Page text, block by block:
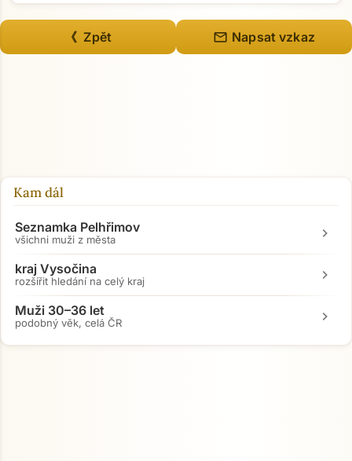
《 Zpět mail Napsat vzkaz
Kam dál
Seznamka Pelhřimov
všichni muži z města chevron_right
kraj Vysočina
rozšířit hledání na celý kraj chevron_right
Muži 30–36 let
podobný věk, celá ČR chevron_right